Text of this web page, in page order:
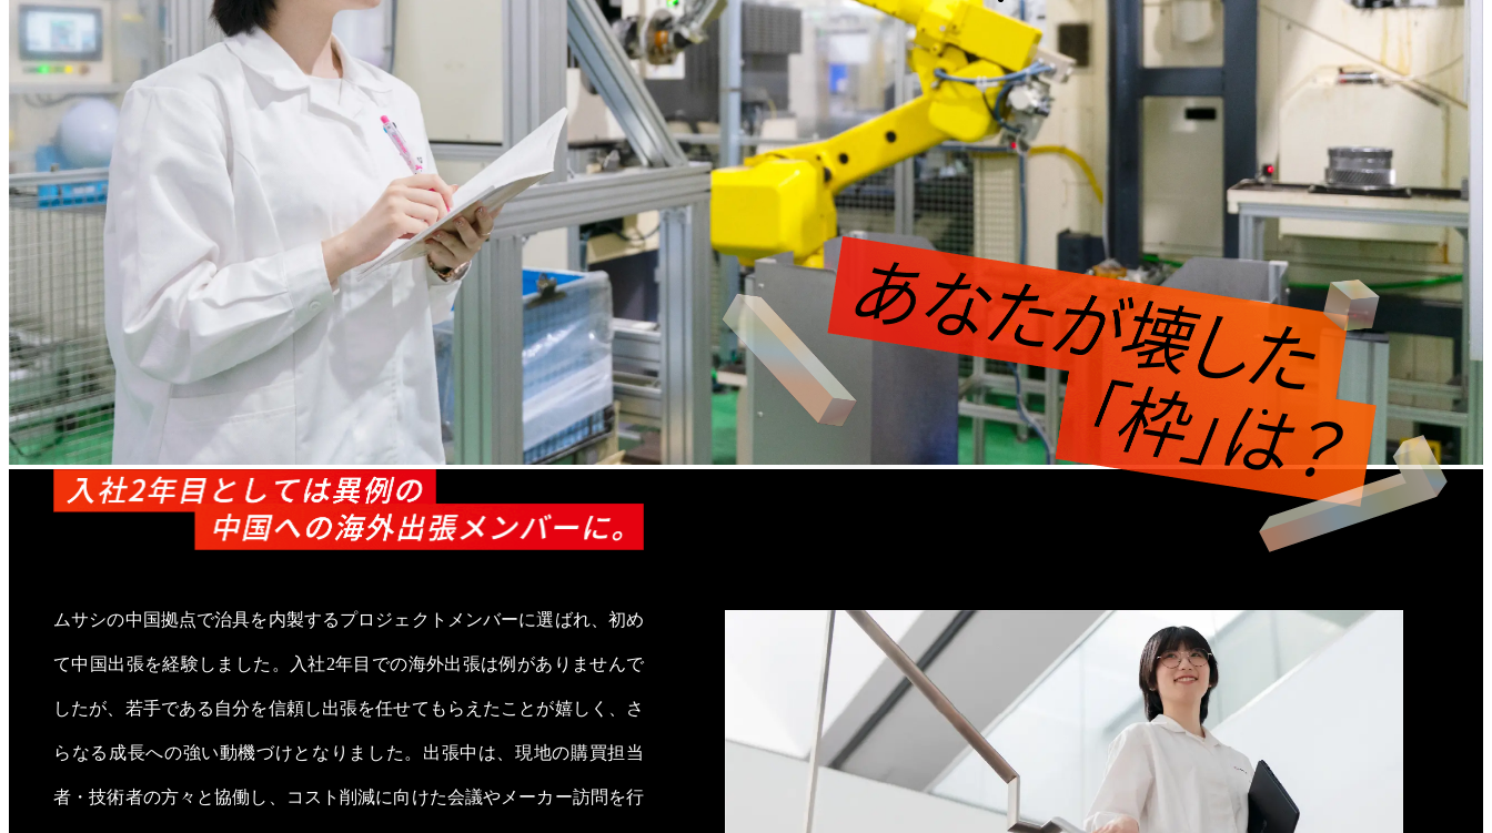
ムサシの中国拠点で治具を内製するプロジェクトメンバーに選ばれ、初め
て中国出張を経験しました。入社2年目での海外出張は例がありませんで
したが、若手である自分を信頼し出張を任せてもらえたことが嬉しく、さ
らなる成長への強い動機づけとなりました。出張中は、現地の購買担当
者・技術者の方々と協働し、コスト削減に向けた会議やメーカー訪問を行